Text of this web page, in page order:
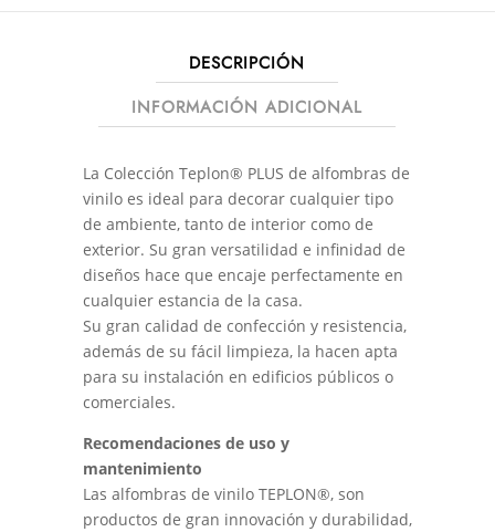
DESCRIPCIÓN
INFORMACIÓN ADICIONAL
La Colección Teplon® PLUS de alfombras de
vinilo es ideal para decorar cualquier tipo
de ambiente, tanto de interior como de
exterior. Su gran versatilidad e infinidad de
diseños hace que encaje perfectamente en
cualquier estancia de la casa.
Su gran calidad de confección y resistencia,
además de su fácil limpieza, la hacen apta
para su instalación en edificios públicos o
comerciales.
Recomendaciones de uso y
mantenimiento
Las alfombras de vinilo TEPLON®, son
productos de gran innovación y durabilidad,